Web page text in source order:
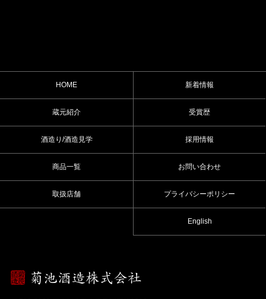
HOME
蔵元紹介
酒造り/酒造見学
商品一覧
取扱店舗
新着情報
受賞歴
採用情報
お問い合わせ
プライバシーポリシー
English